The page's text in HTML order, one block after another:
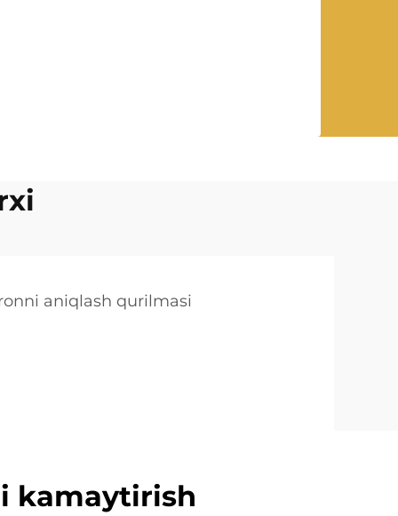
aniqlash qurilmasi
kamaytirish